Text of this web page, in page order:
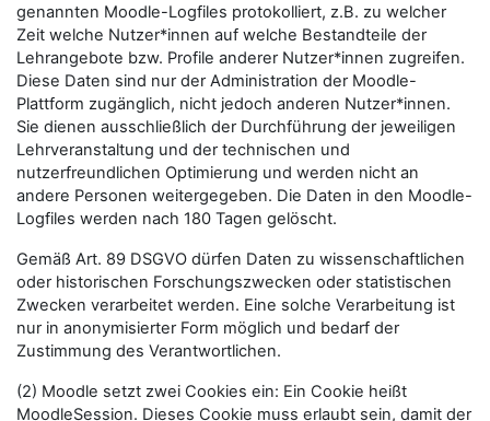
genannten Moodle-Logfiles protokolliert, z.B. zu welcher
Zeit welche Nutzer*innen auf welche Bestandteile der
Lehrangebote bzw. Profile anderer Nutzer*innen zugreifen.
Diese Daten sind nur der Administration der Moodle-
Plattform zugänglich, nicht jedoch anderen Nutzer*innen.
Sie dienen ausschließlich der Durchführung der jeweiligen
Lehrveranstaltung und der technischen und
nutzerfreundlichen Optimierung und werden nicht an
andere Personen weitergegeben. Die Daten in den Moodle-
Logfiles werden nach 180 Tagen gelöscht.
Gemäß Art. 89 DSGVO dürfen Daten zu wissenschaftlichen
oder historischen Forschungszwecken oder statistischen
Zwecken verarbeitet werden. Eine solche Verarbeitung ist
nur in anonymisierter Form möglich und bedarf der
Zustimmung des Verantwortlichen.
(2) Moodle setzt zwei Cookies ein: Ein Cookie heißt
MoodleSession. Dieses Cookie muss erlaubt sein, damit der